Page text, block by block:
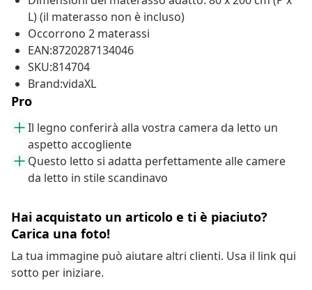
L) (il materasso non è incluso)
Occorrono 2 materassi
EAN:8720287134046
SKU:814704
Brand:vidaXL
Pro
Il legno conferirà alla vostra camera da letto un
aspetto accogliente
Questo letto si adatta perfettamente alle camere
da letto in stile scandinavo
Hai acquistato un articolo e ti è piaciuto?
Carica una foto!
La tua immagine può aiutare altri clienti. Usa il link qui
sotto per iniziare.